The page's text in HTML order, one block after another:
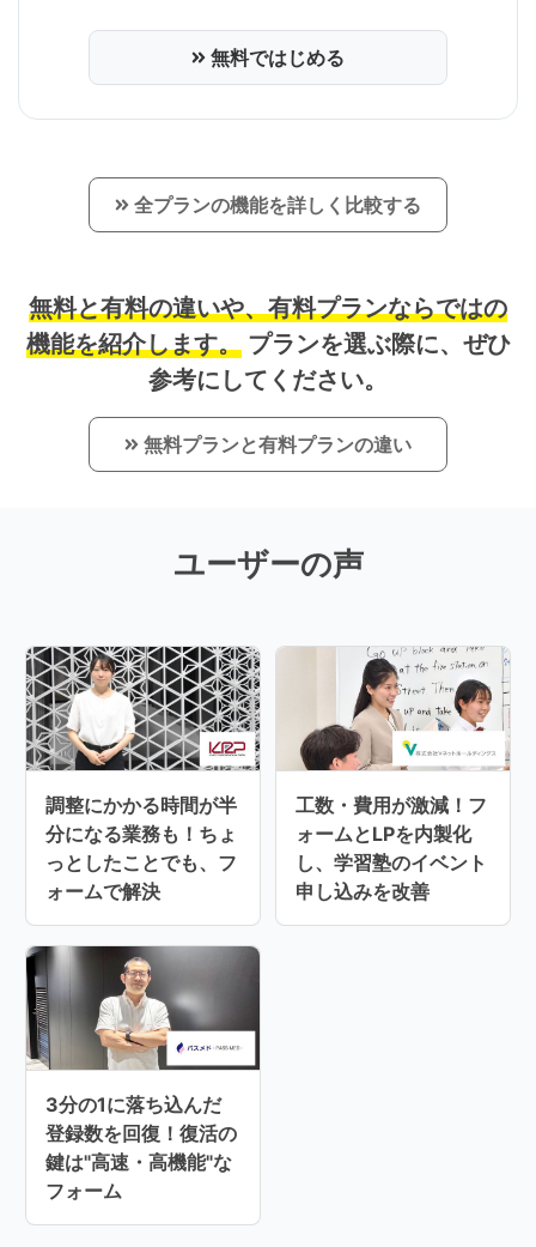
無料ではじめる
全プランの機能を詳しく比較する
無料と有料の違いや、有料プランならではの
機能を紹介します。 プランを選ぶ際に、ぜひ
参考にしてください。
無料プランと有料プランの違い
ユーザーの声
調整にかかる時間が半
分になる業務も！ちょ
っとしたことでも、フ
ォームで解決
工数・費用が激減！フ
ォームとLPを内製化
し、学習塾のイベント
申し込みを改善
3分の1に落ち込んだ
登録数を回復！復活の
鍵は"高速・高機能"な
フォーム